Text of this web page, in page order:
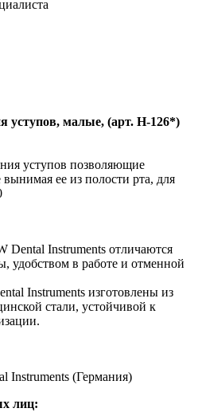
малые, (арт. H-126*)
уступов позволяющие
ее из полости рта, для
Dental Instruments отличаются
удобством в работе и отменной
Instruments изготовлены из
стали, устойчивой к
Instruments (Германия)
лиц: